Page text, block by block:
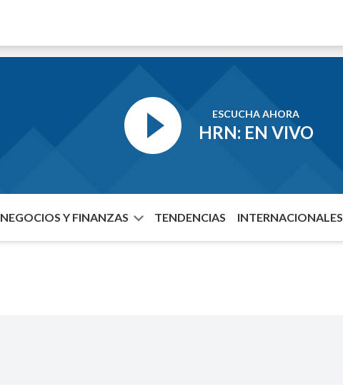
ESCUCHA AHORA
HRN: EN VIVO
NEGOCIOS Y FINANZAS TENDENCIAS INTERNACIONALES